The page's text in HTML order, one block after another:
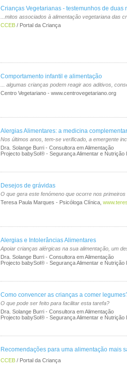
Crianças Vegetarianas - testemunhos de duas
...mitos associados à alimentação vegetariana das
CCEB / Portal da Criança
Comportamento infantil e alimentação
... algumas crianças podem reagir aos aditivos,
Centro Vegetariano - www.centrovegetariano.org
Alergias Alimentares: a medicina
Nos últimos anos, tem-se verificado, a emergente
Dra. Solange Burri - Consultora em Alimentação
Projecto babySol® - Segurança Alimentar e Nutrição
Desejos de grávidas
O que gera este fenómeno que ocorre nos
Teresa Paula Marques - Psicóloga Clínica,
Alergias e Intolerâncias Alimentares
Apoiar crianças alérgicas na sua alimentação, um
Dra. Solange Burri - Consultora em Alimentação
Projecto babySol® - Segurança Alimentar e Nutrição
Como convencer as crianças a comer
O que pode ser feito para facilitar esta tarefa?
Dra. Solange Burri - Consultora em Alimentação
Projecto babySol® - Segurança Alimentar e Nutrição
Recomendações para uma alimentação mais
CCEB / Portal da Criança